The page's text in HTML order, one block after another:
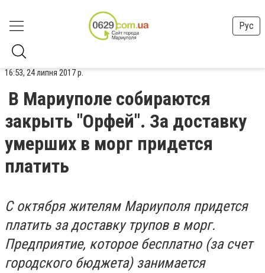
Рус
16:53, 24 липня 2017 р.
В Мариуполе собираются
закрыть "Орфей". За доставку
умерших в морг придется
платить
С октября жителям Мариуполя придется
платить за доставку трупов в морг.
Предприятие, которое бесплатно (за счет
городского бюджета) занимается